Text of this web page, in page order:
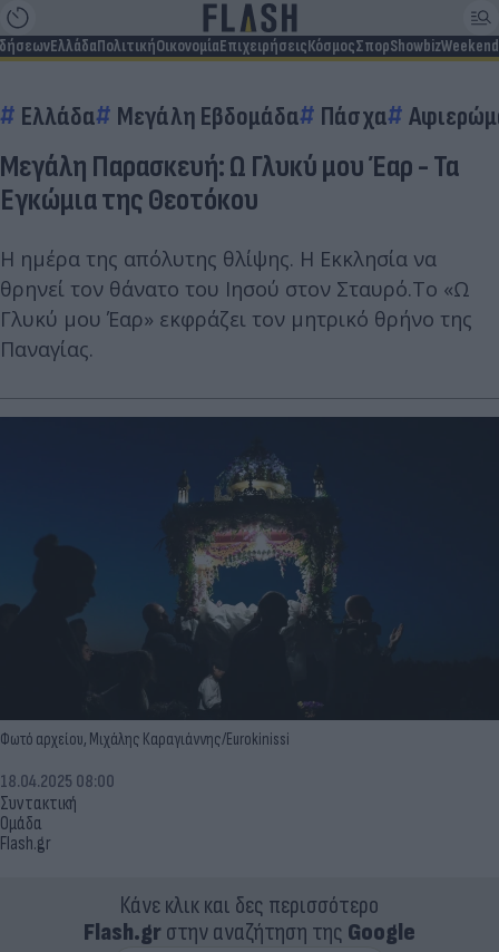
ΕλλάδαΠολιτικήΟικονομίαΕπιχειρήσειςΚόσμοςΣπορShowbizWeekend
Ελλάδα Μεγάλη Εβδομάδα Πάσχα
Μεγάλη Παρασκευή: Ω Γλυκύ μου Έαρ - Τα
Εγκώμια της Θεοτόκου
Η ημέρα της απόλυτης θλίψης. Η Εκκλησία να
θρηνεί τον θάνατο του Ιησού στον Σταυρό.Το «Ω
Γλυκύ μου Έαρ» εκφράζει τον μητρικό θρήνο της
Παναγίας.
Φωτό αρχείου, Μιχάλης Καραγιάννης/Eurokinissi
Συντακτική
Ομάδα
Flash.gr
18.04.2025 08:00
Κάνε κλικ και δες περισσότερο
Flash.grστην αναζήτηση της Google